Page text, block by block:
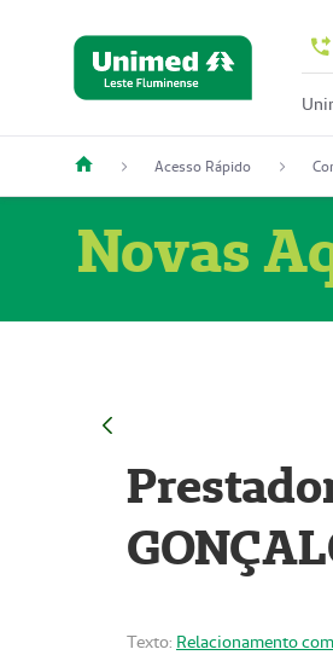
Acesso Rápido
Novas
Texto: Relacionamento